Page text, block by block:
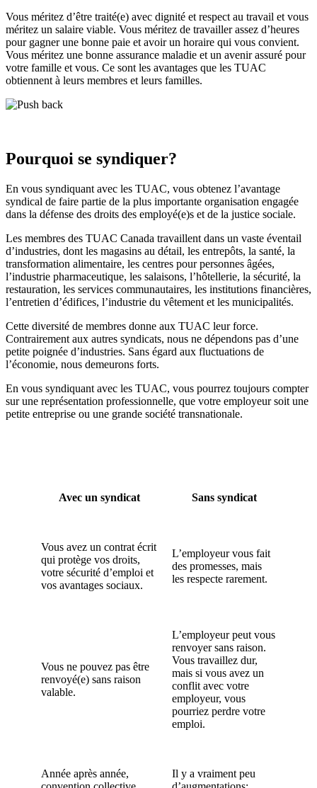
Vous méritez d’être traité(e) avec dignité et respect au travail et vous
méritez un salaire viable. Vous méritez de travailler assez d’heures
pour gagner une bonne paie et avoir un horaire qui vous convient.
Vous méritez une bonne assurance maladie et un avenir assuré pour
votre famille et vous. Ce sont les avantages que les TUAC
obtiennent à leurs membres et leurs familles.
Pourquoi se syndiquer?
En vous syndiquant avec les TUAC, vous obtenez l’avantage
syndical de faire partie de la plus importante organisation engagée
dans la défense des droits des employé(e)s et de la justice sociale.
Les membres des TUAC Canada travaillent dans un vaste éventail
d’industries, dont les magasins au détail, les entrepôts, la santé, la
transformation alimentaire, les centres pour personnes âgées,
l’industrie pharmaceutique, les salaisons, l’hôtellerie, la sécurité, la
restauration, les services communautaires, les institutions financières,
l’entretien d’édifices, l’industrie du vêtement et les municipalités.
Cette diversité de membres donne aux TUAC leur force.
Contrairement aux autres syndicats, nous ne dépendons pas d’une
petite poignée d’industries. Sans égard aux fluctuations de
l’économie, nous demeurons forts.
En vous syndiquant avec les TUAC, vous pourrez toujours compter
sur une représentation professionnelle, que votre employeur soit une
petite entreprise ou une grande société transnationale.
Avec un syndicat Sans syndicat
Vous avez un contrat écrit
qui protège vos droits,
votre sécurité d’emploi et
vos avantages sociaux.
L’employeur vous fait
des promesses, mais
les respecte rarement.
Vous ne pouvez pas être
renvoyé(e) sans raison
valable.
L’employeur peut vous
renvoyer sans raison.
Vous travaillez dur,
mais si vous avez un
conflit avec votre
employeur, vous
pourriez perdre votre
emploi.
Année après année,
Il y a vraiment peu